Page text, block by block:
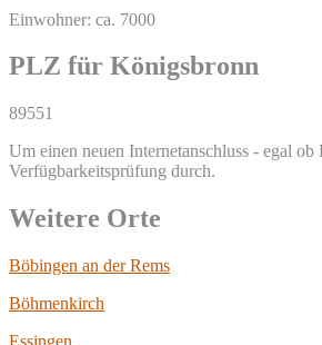
Einwohner: ca. 7000
PLZ für Königsbronn
89551
Um einen neuen Internetanschluss - egal
Verfügbarkeitsprüfung durch.
Weitere Orte
Böbingen an der Rems
Böhmenkirch